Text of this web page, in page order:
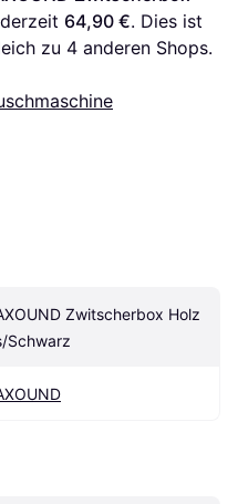
64,90 €. Dies ist
zu 4 anderen Shops.
Zwitscherbox Holz
Schwarz